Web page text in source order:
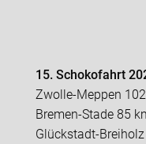
15. Schokofahrt
Zwolle-Meppen
Bremen-Stade 85
Glückstadt-